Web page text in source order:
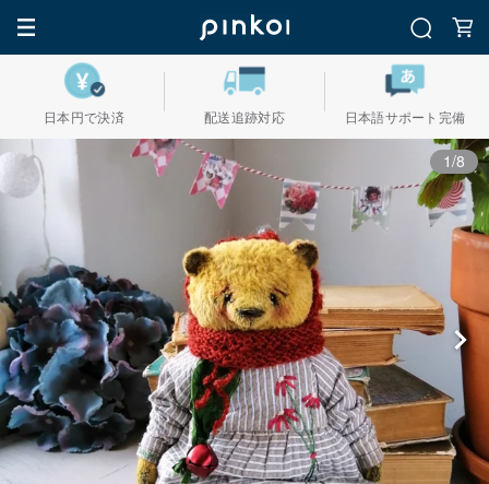
日本円で決済 配送追跡対応 日本語サポート完備
1/8